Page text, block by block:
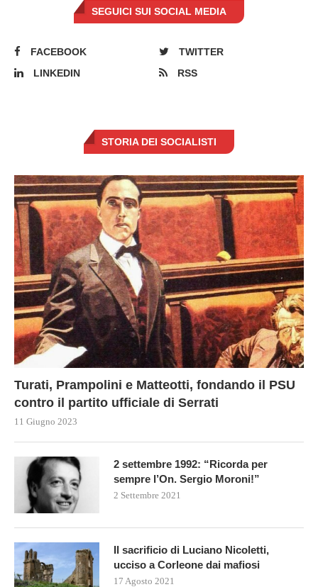
SEGUICI SUI SOCIAL MEDIA
FACEBOOK
TWITTER
LINKEDIN
RSS
STORIA DEI SOCIALISTI
Turati, Prampolini e Matteotti, fondando il PSU
contro il partito ufficiale di Serrati
11 Giugno 2023
2 settembre 1992: “Ricorda per
sempre l’On. Sergio Moroni!”
2 Settembre 2021
Il sacrificio di Luciano Nicoletti,
ucciso a Corleone dai mafiosi
17 Agosto 2021